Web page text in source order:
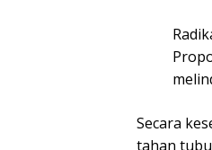
Secara
tahan